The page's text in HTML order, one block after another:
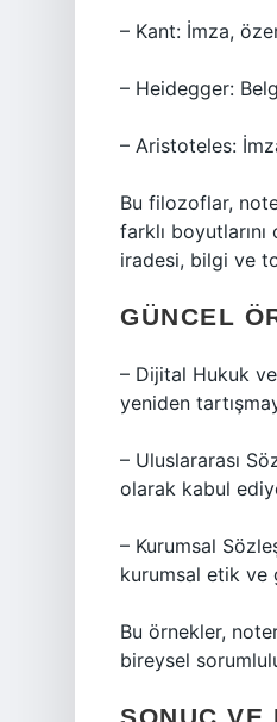
– Kant: İmza,
– Heidegger:
– Aristoteles:
Bu filozoflar,
farklı
iradesi, bilgi ve
GÜNCEL
– Dijital Hukuk
yeniden
– Uluslararası
olarak kabul
– Kurumsal
kurumsal etik ve
Bu örnekler,
bireysel